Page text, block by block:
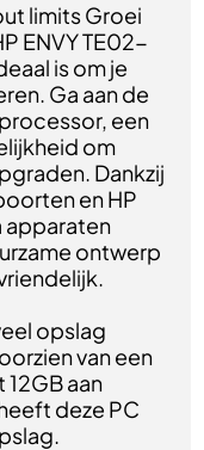
limits Groei
ENVY TE02-
is om je
Ga aan de
een
om
Dankzij
en HP
apparaten
ontwerp
opslag
van een
aan
deze PC